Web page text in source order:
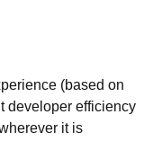
(based on
developer efficiency
it is